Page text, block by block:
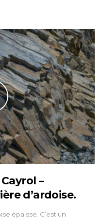
–
d’ardoise.
épaisse. C’est un